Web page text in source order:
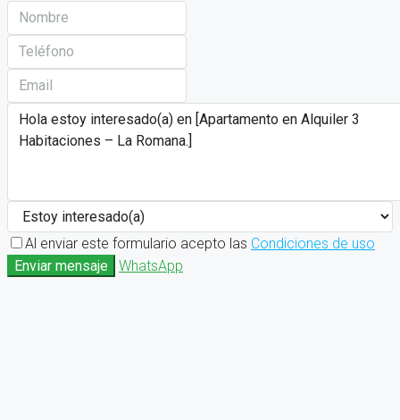
Al enviar este formulario acepto las Condiciones de uso
Enviar mensaje
WhatsApp